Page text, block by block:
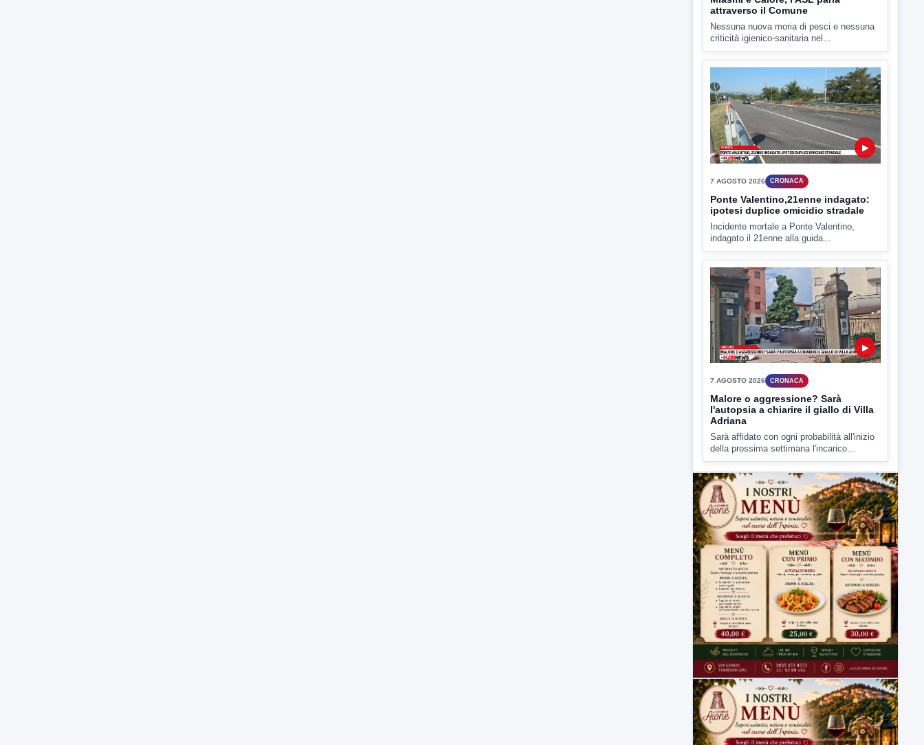
7 AGOSTO 2026 ATTUALITÀ
Miasmi e Calore, l'ASL parla
attraverso il Comune
Nessuna nuova moria di pesci e nessuna
criticità igienico-sanitaria nel...
7 AGOSTO 2026 CRONACA
Ponte Valentino,21enne indagato:
ipotesi duplice omicidio stradale
Incidente mortale a Ponte Valentino,
indagato il 21enne alla guida...
▶
Malore o aggressione? Sarà
l'autopsia a chiarire il giallo di Villa
Adriana
Sarà affidato con ogni probabilità all'inizio
della prossima settimana l'incarico...